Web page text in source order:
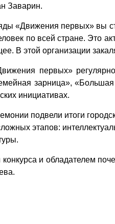
Заварин.
«Движения первых» вы
по всей стране. Это
В этой организации
первых»
зарница»,
инициативах.
подвели итоги
этапов:
и обладателем